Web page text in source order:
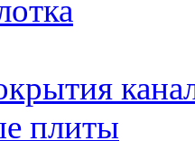
плиты